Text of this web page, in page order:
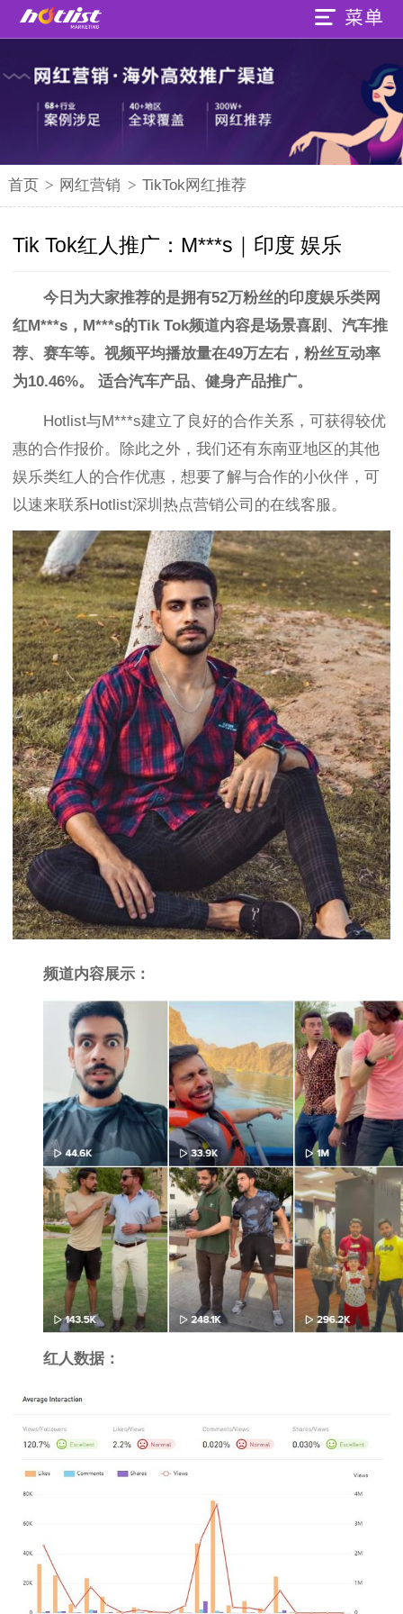
首页 > 网红营销 > TikTok网红推荐
Tik Tok红人推广：M***s｜印度 娱乐
今日为大家推荐的是拥有52万粉丝的印度娱乐类网
红M***s， M***s的Tik Tok频道内容是场景喜剧、汽车推
荐、赛车等。视频平均播放量在49万左右， 粉丝互动率
为10.46%。 适合汽车产品、健身产品推广。
Hotlist与M***s建立了良好的合作关系，可获得较优
惠的合作报价。除此之外，我们还有东南亚地区的其他
娱乐类红人的合作优惠，想要了解与合作的小伙伴，可
以速来联系Hotlist深圳热点营销公司的在线客服。
频道内容展示：
红人数据：